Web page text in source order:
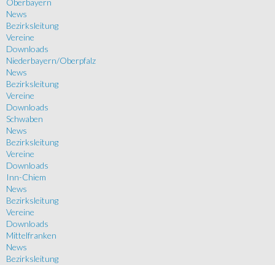
Oberbayern
News
Bezirksleitung
Vereine
Downloads
Niederbayern/Oberpfalz
News
Bezirksleitung
Vereine
Downloads
Schwaben
News
Bezirksleitung
Vereine
Downloads
Inn-Chiem
News
Bezirksleitung
Vereine
Downloads
Mittelfranken
News
Bezirksleitung